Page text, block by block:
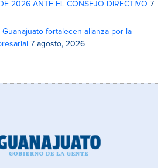
2026 ANTE EL CONSEJO DIRECTIVO 7
fortalecen alianza por la
7 agosto, 2026